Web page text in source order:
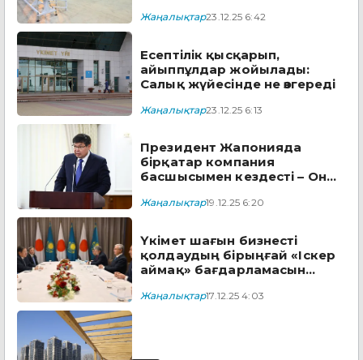
Жаңалықтар23.12.25 6:42
Есептілік қысқарып,
айыппұлдар жойылады:
Салық жүйесінде не өзгереді
Жаңалықтар23.12.25 6:13
Президент Жапонияда
бірқатар компания
басшысымен кездесті – Онда
Жаңалықтар19.12.25 6:20
Үкімет шағын бизнесті
қолдаудың бірыңғай «Іскер
аймақ» бағдарламасын
Жаңалықтар17.12.25 4:03